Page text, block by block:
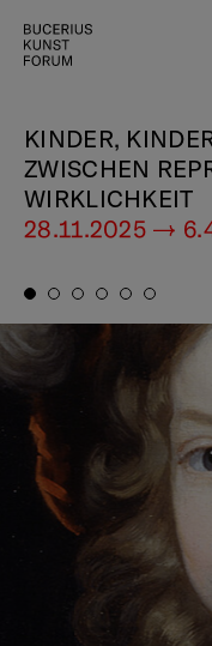
KINDER,
ZWISCHEN
WIRKLICHKEIT
28.11.2025 —